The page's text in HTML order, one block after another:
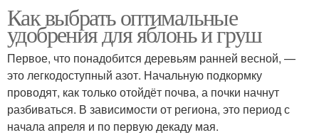
Как выбрать оптимальные
удобрения для яблонь и груш
Первое, что понадобится деревьям ранней весной, —
это легкодоступный азот. Начальную подкормку
проводят, как только отойдёт почва, а почки начнут
разбиваться. В зависимости от региона, это период с
начала апреля и по первую декаду мая.